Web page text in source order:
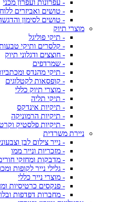
- עפרונות ועפרון מכני
- טושים ואביזרים
- טושים לסימון
מוצרי תיוק
- תיקי פוליגל
- קלסרים ותיקי
- חוצצים ודגלוני תיוק
- שמרדפים
- תיקי מהנדס
- קופסאות לקטלוגים
- מוצרי תיוק כללי
- תיקי תליה
- תיקיות אינדקס
- תיקיות הרמוניקה
- תיקיות פלסטיק
ניירת משרדית
- נייר צילום לבן
- מזכריות ונייר ממו
- מדבקות ומחזקי
- גלילי נייר לקופות
- מוצרי נייר כללי
- פנקסים כרטיסיות
- מחברות דפדפות